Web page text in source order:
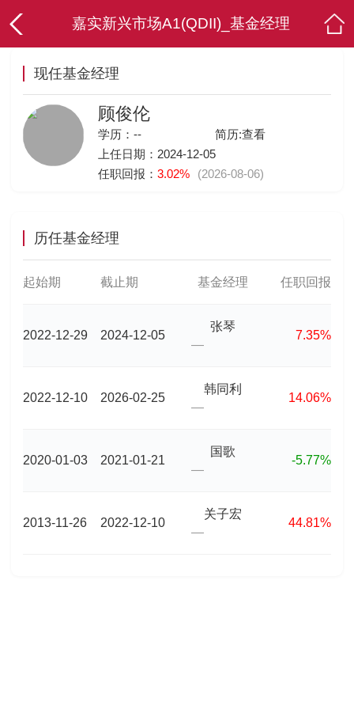
嘉实新兴市场A1(QDII)_基金经理
现任基金经理
顾俊伦
学历：-- 简历:查看
上任日期：2024-12-05
任职回报：3.02% (2026-08-06)
历任基金经理
起始期 截止期 基金经理 任职回报
2022-12-29 2024-12-05
张琴
—
7.35%
2022-12-10 2026-02-25
韩同利
—
14.06%
2020-01-03 2021-01-21
国歌
—
-5.77%
2013-11-26 2022-12-10
关子宏
—
44.81%